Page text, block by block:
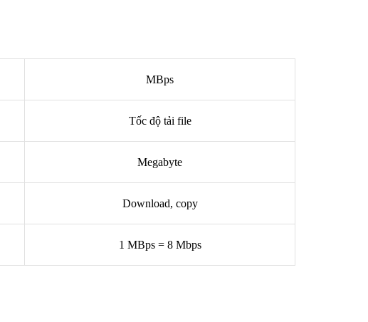
MBps
Tốc độ tải file
Megabyte
Download, copy
1 MBps = 8 Mbps